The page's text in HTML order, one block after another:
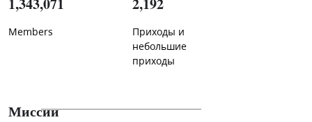
Members
Приходы и
небольшие
приходы
Миссии